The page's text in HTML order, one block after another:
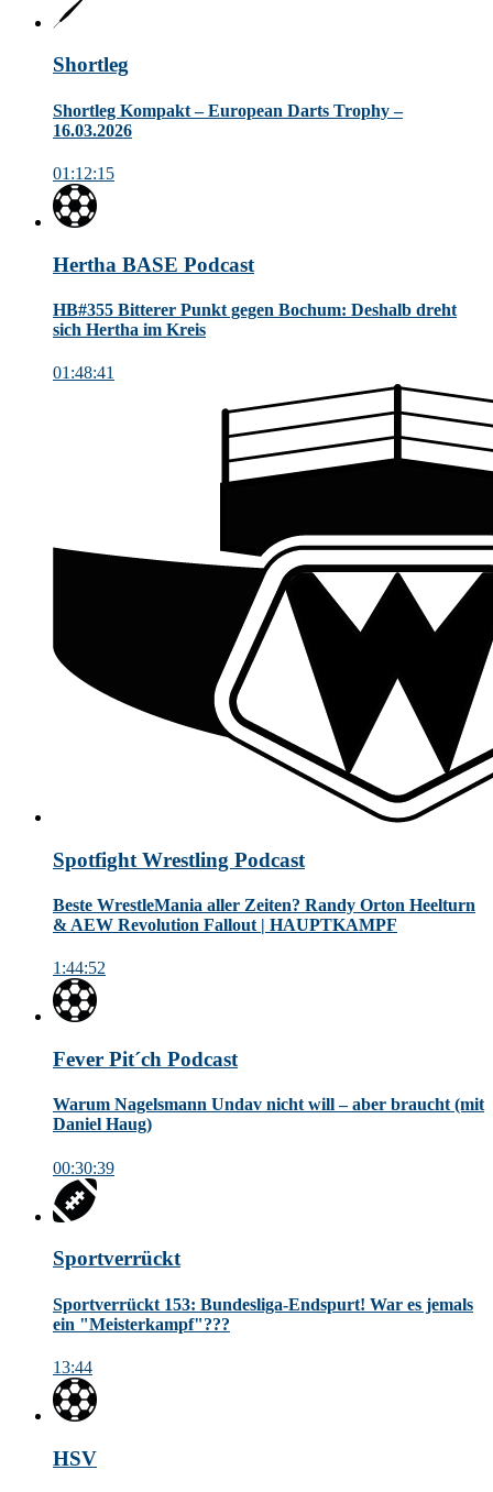
Shortleg
Shortleg Kompakt – European Darts Trophy –
16.03.2026
01:12:15
Hertha BASE Podcast
HB#355 Bitterer Punkt gegen Bochum: Deshalb dreht
sich Hertha im Kreis
01:48:41
Spotfight Wrestling Podcast
Beste WrestleMania aller Zeiten? Randy Orton Heelturn
& AEW Revolution Fallout | HAUPTKAMPF
1:44:52
Fever Pit´ch Podcast
Warum Nagelsmann Undav nicht will – aber braucht (mit
Daniel Haug)
00:30:39
Sportverrückt
Sportverrückt 153: Bundesliga-Endspurt! War es jemals
ein "Meisterkampf"???
13:44
HSV